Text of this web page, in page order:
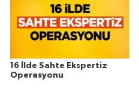
16 İlde Sahte Ekspertiz
Operasyonu